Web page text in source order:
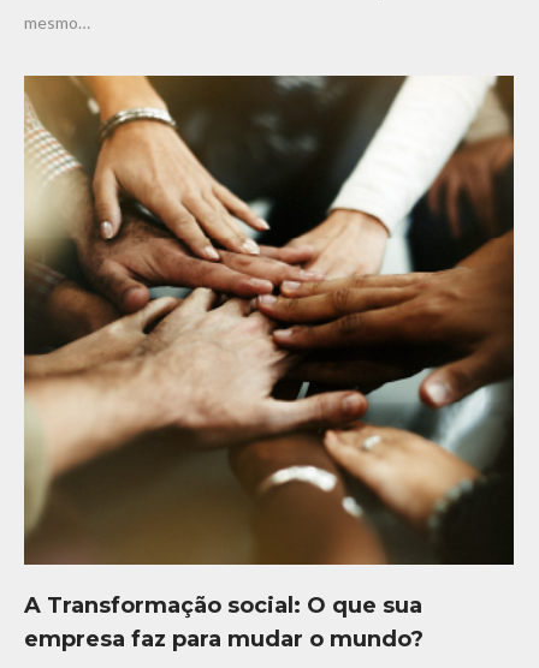
mesmo…
A Transformação social: O que sua
empresa faz para mudar o mundo?